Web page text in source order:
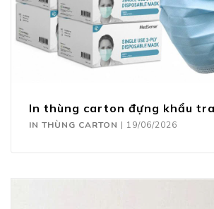
In thùng carton đựng khẩu
IN THÙNG CARTON | 19/06/2026